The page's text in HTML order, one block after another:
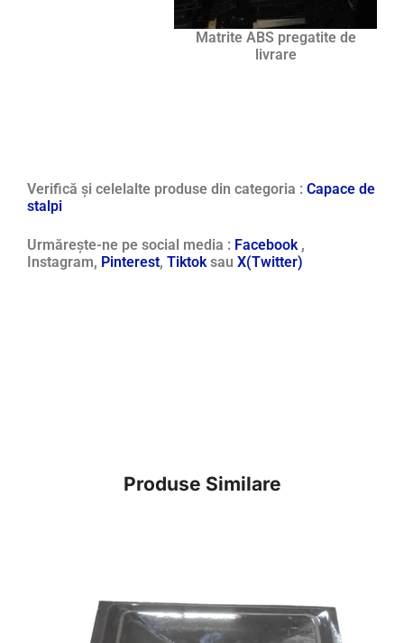
Matrite ABS pregatite de
livrare
Verifică și celelalte produse din categoria : Capace de
stalpi
Urmărește-ne pe social media : Facebook ,
Instagram, Pinterest, Tiktok sau X(Twitter)
Produse Similare